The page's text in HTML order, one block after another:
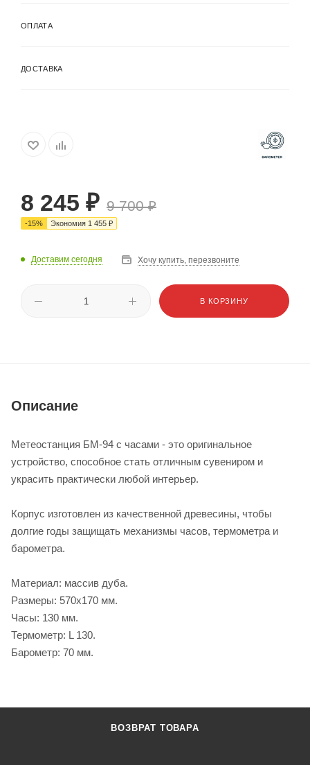
ОПЛАТА
ДОСТАВКА
8 245 ₽ 9 700₽
-15% Экономия 1 455 ₽
Доставим сегодня Хочу купить, перезвоните
В КОРЗИНУ
Описание
Метеостанция БМ-94 с часами - это оригинальное
устройство, способное стать отличным сувениром и
украсить практически любой интерьер.
Корпус изготовлен из качественной древесины, чтобы
долгие годы защищать механизмы часов, термометра и
барометра.
Материал: массив дуба.
Размеры: 570х170 мм.
Часы: 130 мм.
Термометр: L 130.
Барометр: 70 мм.
ВОЗВРАТ ТОВАРА